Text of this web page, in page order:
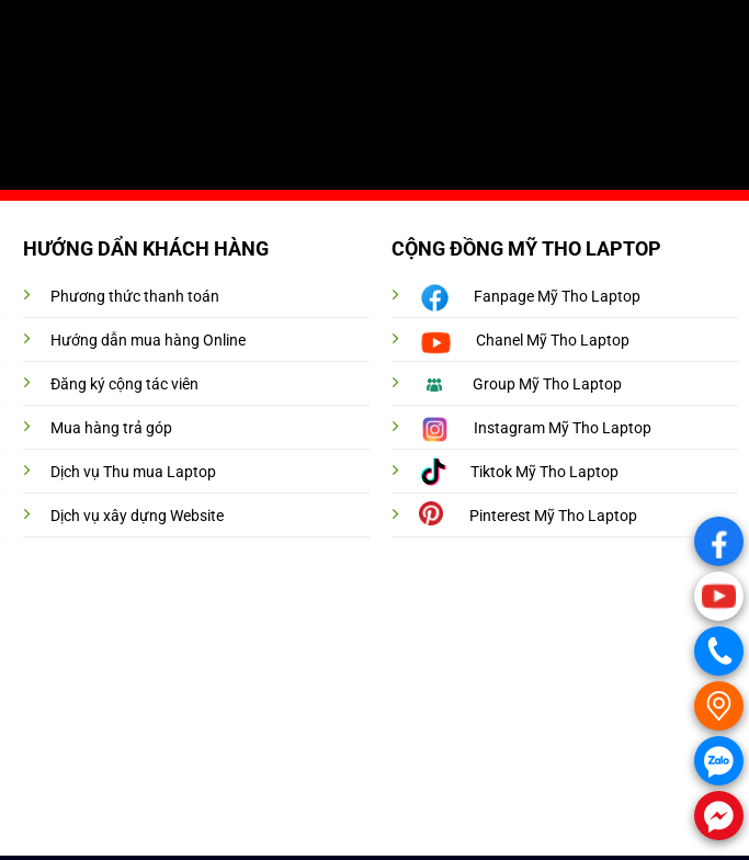
HƯỚNG DẨN KHÁCH HÀNG
Phương thức thanh toán
Hướng dẫn mua hàng Online
Đăng ký cộng tác viên
Mua hàng trả góp
Dịch vụ Thu mua Laptop
Dịch vụ xây dựng Website
CỘNG ĐỒNG MỸ THO LAPTOP
Fanpage Mỹ Tho Laptop
Chanel Mỹ Tho Laptop
Group Mỹ Tho Laptop
Instagram Mỹ Tho Laptop
Tiktok Mỹ Tho Laptop
Pinterest Mỹ Tho Laptop
.
.
.
.
.
.